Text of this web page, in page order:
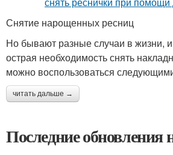
Снятие нарощенных ресниц
Но бывают разные случаи в жизни,
острая необходимость снять
можно воспользоваться
читать дальше →
Последние обновления